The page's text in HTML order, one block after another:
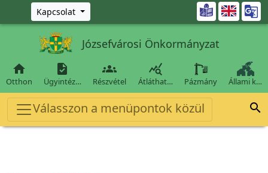
Ugrás a fő tartalomra
Kapcsolat 
Józsefvárosi Önkormányzat

Otthon

Ügyintéz…

Részvétel

Átláthat… Pázmány Állami k…
Válasszon a menüpontok közül 